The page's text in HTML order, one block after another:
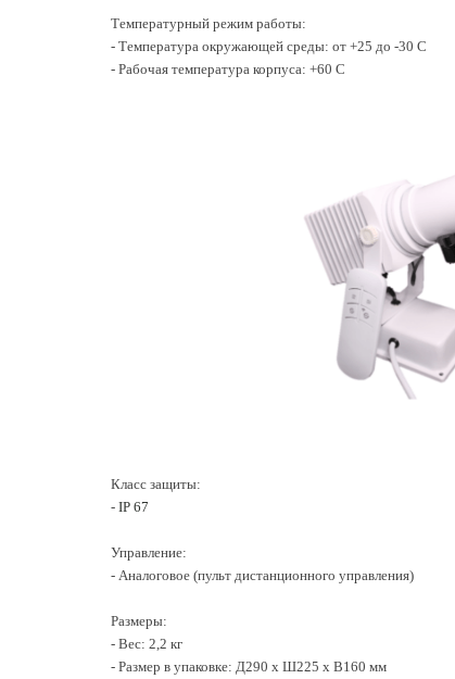
Температурный режим работы:
- Температура окружающей среды: от +25 до -30 С
- Рабочая температура корпуса: +60 С
Класс защиты:
- IP 67
Управление:
- Аналоговое (пульт дистанционного управления)
Размеры:
- Вес: 2,2 кг
- Размер в упаковке: Д290 х Ш225 х В160 мм